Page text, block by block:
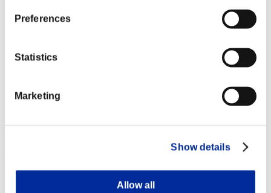
Preferences
Statistics
Marketing
Show details
Allow all
Charakter-Stufe: 40 oder weniger